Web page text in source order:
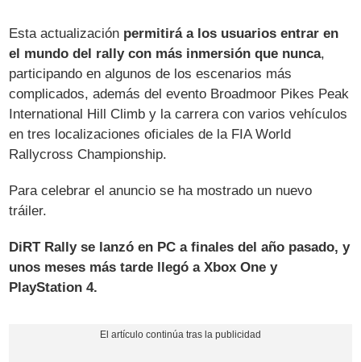
Esta actualización permitirá a los usuarios entrar en
el mundo del rally con más inmersión que nunca,
participando en algunos de los escenarios más
complicados, además del evento Broadmoor Pikes Peak
International Hill Climb y la carrera con varios vehículos
en tres localizaciones oficiales de la FIA World
Rallycross Championship.
Para celebrar el anuncio se ha mostrado un nuevo
tráiler.
DiRT Rally se lanzó en PC a finales del año pasado, y
unos meses más tarde llegó a Xbox One y
PlayStation 4.